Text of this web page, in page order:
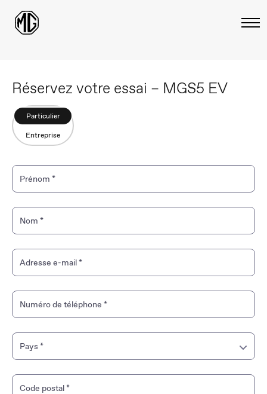
Réservez votre essai – MGS5 EV
Particulier
Entreprise
Prénom *
Nom *
Adresse e-mail*
Numéro de téléphone *
Pays *
France
Code postal*